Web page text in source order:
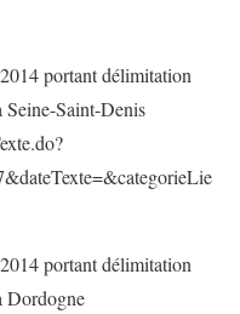
portant délimitation
Seine-Saint-Denis
portant délimitation
Dordogne